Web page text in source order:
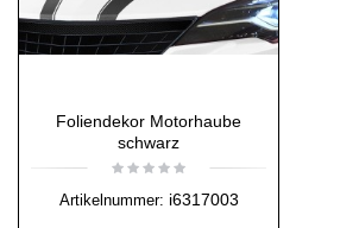
Foliendekor Motorhaube
schwarz
Artikelnummer: i6317003